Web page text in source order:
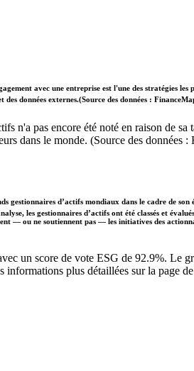
avec une entreprise est l'une des stratégies
données externes.(Source des données :
n'a pas encore été noté en raison de
dans le monde. (Source des données :
gestionnaires d’actifs mondiaux dans le cadre de
les gestionnaires d’actifs ont été classés et
— ou ne soutiennent pas — les initiatives des
un score de vote ESG de 92.9%. Le
informations plus détaillées sur la page de